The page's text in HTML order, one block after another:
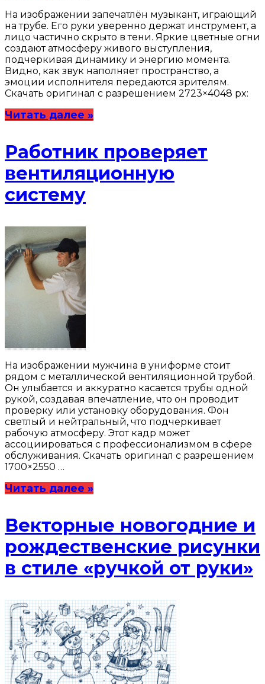
На изображении запечатлён музыкант, играющий
на трубе. Его руки уверенно держат инструмент, а
лицо частично скрыто в тени. Яркие цветные огни
создают атмосферу живого выступления,
подчеркивая динамику и энергию момента.
Видно, как звук наполняет пространство, а
эмоции исполнителя передаются зрителям.
Скачать оригинал с разрешением 2723×4048 px:
Читать далее »
Работник проверяет
вентиляционную
систему
На изображении мужчина в униформе стоит
рядом с металлической вентиляционной трубой.
Он улыбается и аккуратно касается трубы одной
рукой, создавая впечатление, что он проводит
проверку или установку оборудования. Фон
светлый и нейтральный, что подчеркивает
рабочую атмосферу. Этот кадр может
ассоциироваться с профессионализмом в сфере
обслуживания. Скачать оригинал с разрешением
1700×2550 …
Читать далее »
Векторные новогодние и
рождественские рисунки
в стиле «ручкой от руки»